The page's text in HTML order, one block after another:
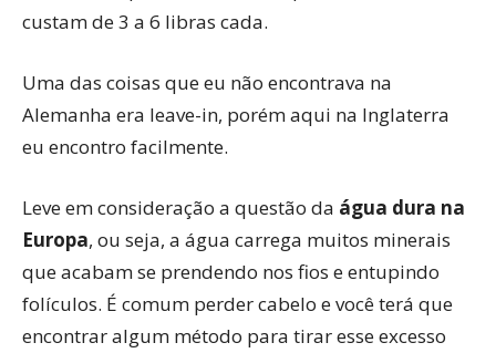
custam de 3 a 6 libras cada.
Uma das coisas que eu não encontrava na
Alemanha era leave-in, porém aqui na Inglaterra
eu encontro facilmente.
Leve em consideração a questão da água dura na
Europa, ou seja, a água carrega muitos minerais
que acabam se prendendo nos fios e entupindo
folículos. É comum perder cabelo e você terá que
encontrar algum método para tirar esse excesso